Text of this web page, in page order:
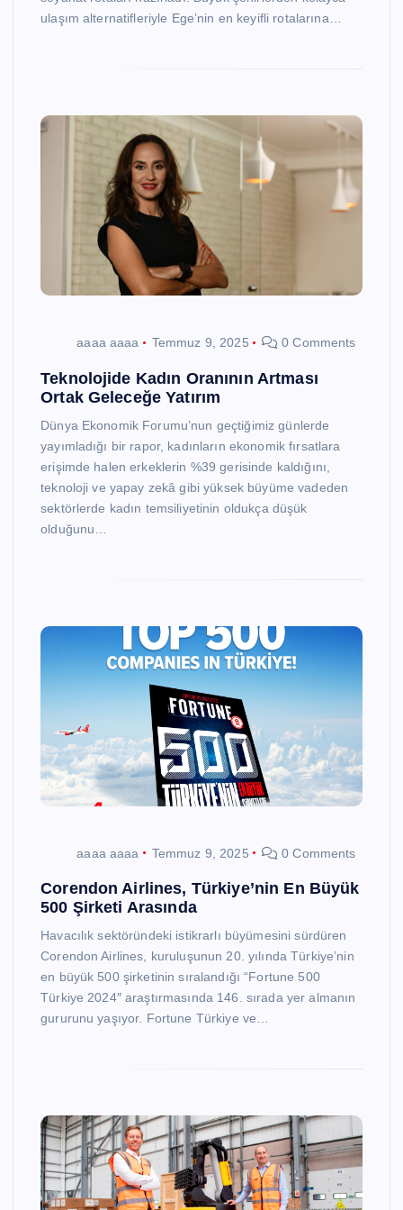
ulaşım alternatifleriyle Ege’nin en keyifli rotalarına…
aaaa aaaa Temmuz 9, 2025 0 Comments
Teknolojide Kadın Oranının Artması
Ortak Geleceğe Yatırım
Dünya Ekonomik Forumu’nun geçtiğimiz günlerde
yayımladığı bir rapor, kadınların ekonomik fırsatlara
erişimde halen erkeklerin %39 gerisinde kaldığını,
teknoloji ve yapay zekâ gibi yüksek büyüme vadeden
sektörlerde kadın temsiliyetinin oldukça düşük
olduğunu…
aaaa aaaa Temmuz 9, 2025 0 Comments
Corendon Airlines, Türkiye’nin En Büyük
500 Şirketi Arasında
Havacılık sektöründeki istikrarlı büyümesini sürdüren
Corendon Airlines, kuruluşunun 20. yılında Türkiye’nin
en büyük 500 şirketinin sıralandığı “Fortune 500
Türkiye 2024″ araştırmasında 146. sırada yer almanın
gururunu yaşıyor. Fortune Türkiye ve…